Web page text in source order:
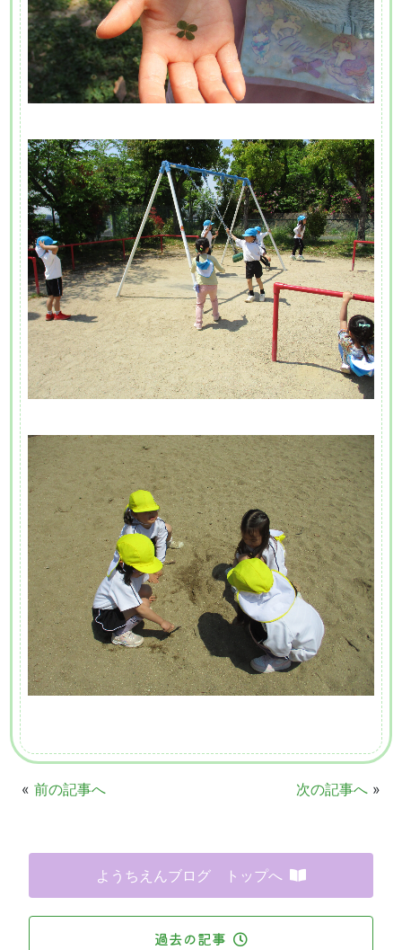
« 前の記事へ 次の記事へ »
ようちえんブログ トップへ
過去の記事